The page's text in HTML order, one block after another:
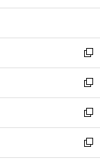
開
ウ
開
く
ン
ウ
で
開
く
ウ
ン
ド
ウ
で
開
く
新
し
い
ウ
ィ
ン
ド
ウ
新
し
い
ウ
ィ
ン
新
し
い
ウ
新
し